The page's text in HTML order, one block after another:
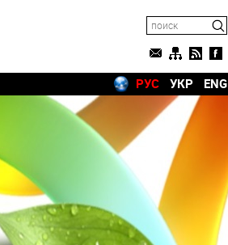
РУС УКР ENG